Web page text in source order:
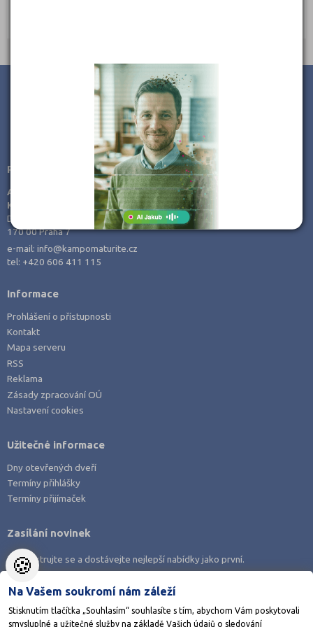
JSME TAM, KDE JSTE VY
Poradenství v přípravě ke studiu
AMOS -
KamPoMaturite.cz, s.r.o.
Dukelských hrdinů 21
170 00 Praha 7
e-mail:info@kampomaturite.cz
tel: +420 606 411 115
Informace
Prohlášení o přístupnosti
Kontakt
Mapa serveru
RSS
Reklama
Zásady zpracování OÚ
Nastavení cookies
Užitečné informace
Dny otevřených dveří
Termíny přihlášky
Termíny přijímaček
Zasílání novinek
Zaregistrujte se a dostávejte nejlepší nabídky jako první.
🍪
Na Vašem soukromí nám záleží
Stisknutím tlačítka „Souhlasím“ souhlasíte s tím, abychom Vám poskytovali
smysluplné a užitečné služby na základě Vašich údajů o sledování